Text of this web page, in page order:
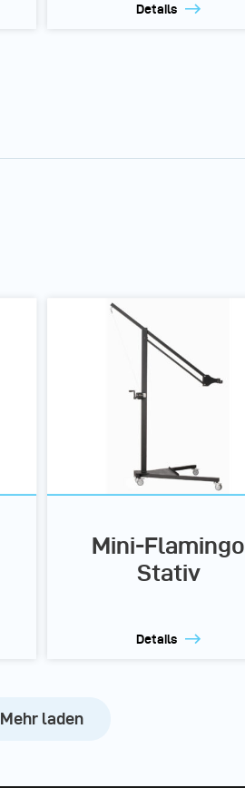
Details
Mini-Flamingo
Stativ
Details
Mehr laden